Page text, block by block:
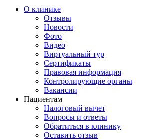
О клинике
Отзывы
Новости
Фото
Видео
Виртуальный тур
Сертификаты
Правовая информация
Контролирующие органы
Вакансии
Пациентам
Налоговый вычет
Вопросы и ответы
Обратиться в клинику
Оставить отзыв